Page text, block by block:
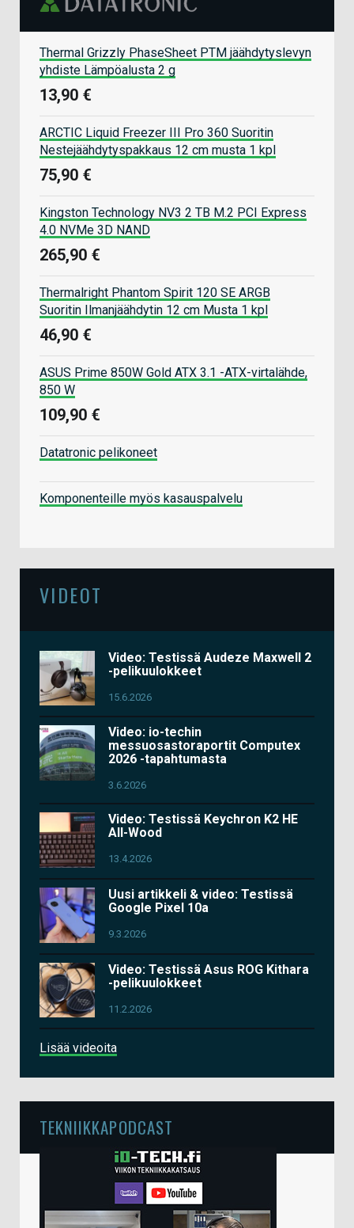
Thermal Grizzly PhaseSheet PTM jäähdytyslevyn
yhdiste Lämpöalusta 2 g
13,90 €
ARCTIC Liquid Freezer III Pro 360 Suoritin
Nestejäähdytyspakkaus 12 cm musta 1 kpl
75,90 €
Kingston Technology NV3 2 TB M.2 PCI Express
4.0 NVMe 3D NAND
265,90 €
Thermalright Phantom Spirit 120 SE ARGB
Suoritin Ilmanjäähdytin 12 cm Musta 1 kpl
46,90 €
ASUS Prime 850W Gold ATX 3.1 -ATX-virtalähde,
850 W
109,90 €
Datatronic pelikoneet
Komponenteille myös kasauspalvelu
VIDEOT
Video: Testissä Audeze Maxwell 2
-pelikuulokkeet
15.6.2026
Video: io-techin
messuosastoraportit Computex
2026 -tapahtumasta
3.6.2026
Video: Testissä Keychron K2 HE
All-Wood
13.4.2026
Uusi artikkeli & video: Testissä
Google Pixel 10a
9.3.2026
Video: Testissä Asus ROG Kithara
-pelikuulokkeet
11.2.2026
Lisää videoita
TEKNIIKKAPODCAST